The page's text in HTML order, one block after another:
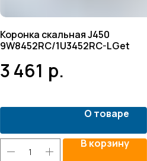
Коронка скальная J450
9W8452RC/1U3452RC-LGet
3 461 р.
О товаре
В корзину